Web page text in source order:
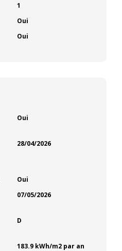
1
Oui
Oui
Oui
28/04/2026
Oui
07/05/2026
D
183.9 kWh/m2 par an